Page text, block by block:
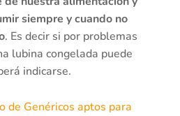
siempre y cuando no
. Es decir si por problemas
lubina congelada puede
indicarse.
de Genéricos aptos para